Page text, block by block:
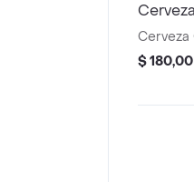
$ 180,00